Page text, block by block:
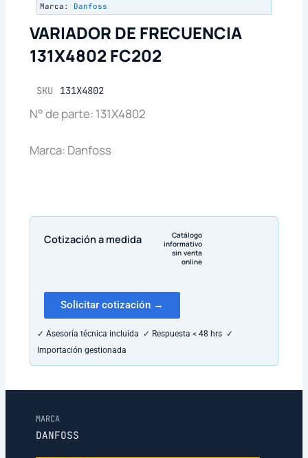
Marca: Danfoss
VARIADOR DE FRECUENCIA
131X4802 FC202
SKU 131X4802
N° de parte: 131X4802
Marca: Danfoss
Cotización a medida
Catálogo
informativo
sin venta
online
Solicitar cotización →
✓ Asesoría técnica incluida ✓ Respuesta < 48 hrs ✓
Importación gestionada
MARCA
DANFOSS